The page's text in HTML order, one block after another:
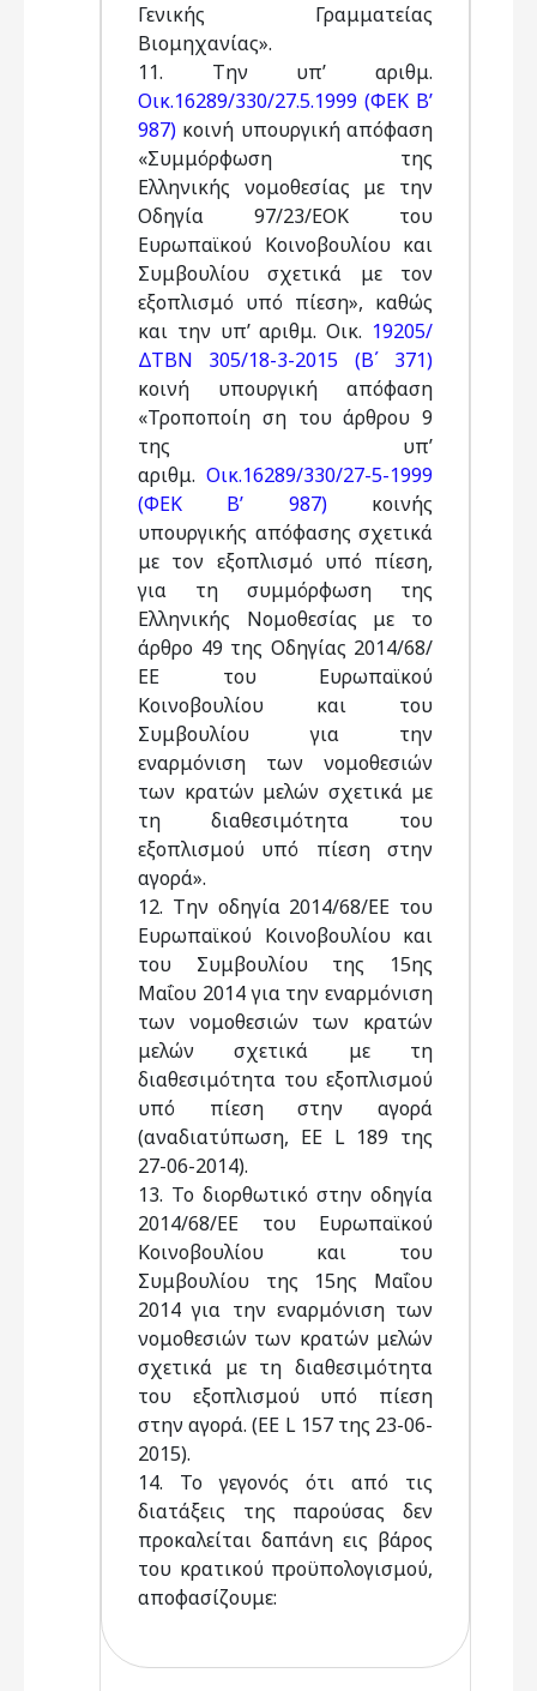
Γενικής Γραμματείας
Βιομηχανίας».
11. Την υπ’ αριθμ.
Οικ.16289/330/27.5.1999 (ΦΕΚ Β’
987) κοινή υπουργική απόφαση
«Συμμόρφωση της
Ελληνικής νομοθεσίας με την
Οδηγία 97/23/ΕΟΚ του
Ευρωπαϊκού Κοινοβουλίου και
Συμβουλίου σχετικά με τον
εξοπλισμό υπό πίεση», καθώς
και την υπ’ αριθμ. Οικ. 19205/
ΔΤΒΝ 305/18-3-2015 (Β΄ 371)
κοινή υπουργική απόφαση
«Τροποποίη ση του άρθρου 9
της υπ’
αριθμ. Οικ.16289/330/27-5-1999
(ΦΕΚ Β’ 987)κοινής
υπουργικής απόφασης σχετικά
με τον εξοπλισμό υπό πίεση,
για τη συμμόρφωση της
Ελληνικής Νομοθεσίας με το
άρθρο 49 της Οδηγίας 2014/68/
ΕΕ του Ευρωπαϊκού
Κοινοβουλίου και του
Συμβουλίου για την
εναρμόνιση των νομοθεσιών
των κρατών μελών σχετικά με
τη διαθεσιμότητα του
εξοπλισμού υπό πίεση στην
αγορά».
12. Την οδηγία 2014/68/ΕΕ του
Ευρωπαϊκού Κοινοβουλίου και
του Συμβουλίου της 15ης
Μαΐου 2014 για την εναρμόνιση
των νομοθεσιών των κρατών
μελών σχετικά με τη
διαθεσιμότητα του εξοπλισμού
υπό πίεση στην αγορά
(αναδιατύπωση, ΕΕ L 189 της
27-06-2014).
13. Το διορθωτικό στην οδηγία
2014/68/ΕΕ του Ευρωπαϊκού
Κοινοβουλίου και του
Συμβουλίου της 15ης Μαΐου
2014 για την εναρμόνιση των
νομοθεσιών των κρατών μελών
σχετικά με τη διαθεσιμότητα
του εξοπλισμού υπό πίεση
στην αγορά. (ΕΕ L 157 της 23-06-
2015).
14. Το γεγονός ότι από τις
διατάξεις της παρούσας δεν
προκαλείται δαπάνη εις βάρος
του κρατικού προϋπολογισμού,
αποφασίζουμε: